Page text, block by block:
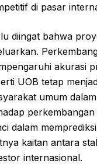
di pasar
diingat bahwa
akurasi
UOB tetap
umum
dalam
kaitan antara
internasional.